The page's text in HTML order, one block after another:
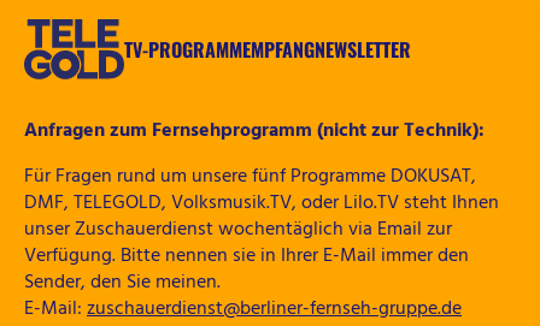
Zum
springen
TV-PROGRAMMEMPFANGNEWSLETTER
Anfragen zum Fernsehprogramm (nicht zur Technik):
Für Fragen rund um unsere fünf Programme DOKUSAT,
DMF, TELEGOLD, Volksmusik.TV, oder Lilo.TV steht Ihnen
unser Zuschauerdienst wochentäglich via Email zur
Verfügung. Bitte nennen sie in Ihrer E-Mail immer den
Sender, den Sie meinen.
E-Mail:zuschauerdienst@berliner-fernseh-gruppe.de